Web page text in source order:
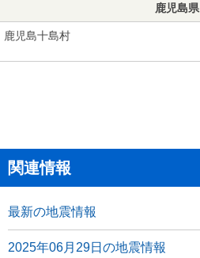
鹿児島県
鹿児島十島村
関連情報
最新の地震情報
2025年06月29日の地震情報